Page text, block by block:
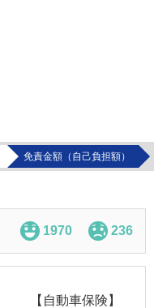
免責金額（自己負担額）
1970 236
【自動車保険】